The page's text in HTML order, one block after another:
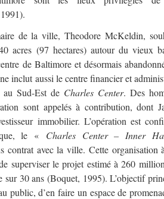
de la ville, Theodore McKeldin,
acres (97 hectares) autour du vieux
de Baltimore et désormais
inclut aussi le centre financier et
Sud-Est de Charles Center. Des
sont appelés à contribution, dont
immobilier. L’opération est
le « Charles Center – Inner
contrat avec la ville. Cette organisation
superviser le projet estimé à 260
sur 30 ans (Boquet, 1995). L’objectif
public, d’en faire un espace de